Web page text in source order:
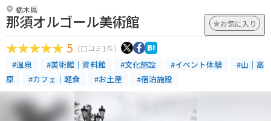
栃木県
那須オルゴール美術館 お気に入り
5 （口コミ1件）
#温泉 #美術館｜資料館 #文化施設 #イベント体験
#山｜高
原
#カフェ｜軽食 #お土産 #宿泊施設